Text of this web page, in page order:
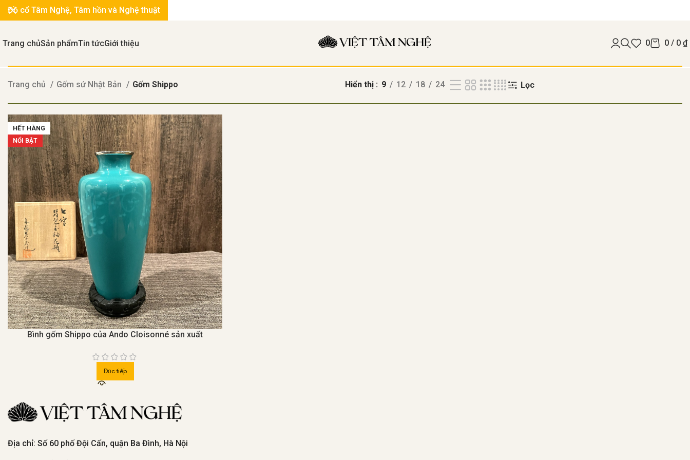
Trang chủSản phẩmTin tứcGiới thiệu 0 0 / 0 ₫
Trang chủ Gốm sứ Nhật Bản Gốm Shippo Hiển thị 9 12 18 24 Lọc
HẾT HÀNG
NỔI BẬT
Bình gốm Shippo của Ando Cloisonné sản xuất
Đọc tiếp
Địa chỉ: Số 60 phố Đội Cấn, quận Ba Đình, Hà Nội
Đồ cổ Tâm Nghệ, Tâm hồn và Nghệ thuật